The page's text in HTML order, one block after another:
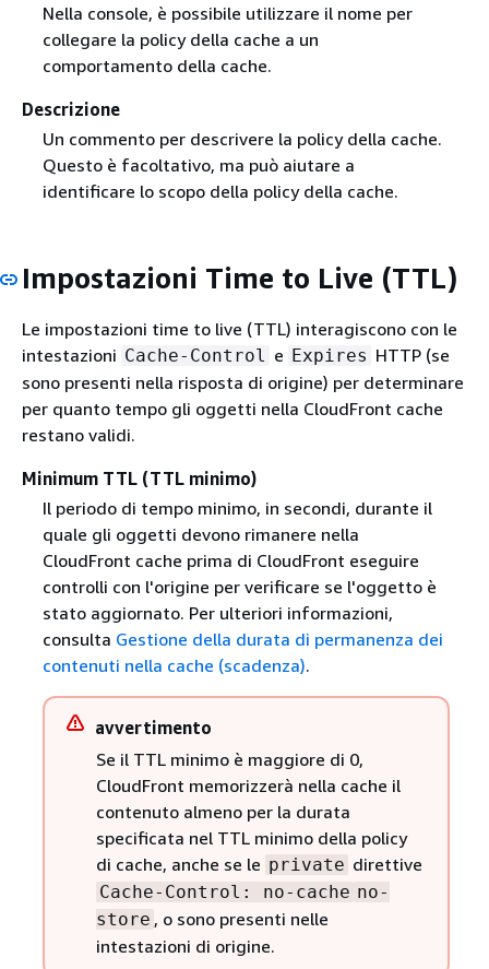
Nella console, è possibile utilizzare il nome per
collegare la policy della cache a un
comportamento della cache.
Descrizione
Un commento per descrivere la policy della cache.
Questo è facoltativo, ma può aiutare a
identificare lo scopo della policy della cache.
Impostazioni Time to Live (TTL)
Le impostazioni time to live (TTL) interagiscono con le
intestazioni Cache-Control e Expires HTTP (se
sono presenti nella risposta di origine) per determinare
per quanto tempo gli oggetti nella CloudFront cache
restano validi.
Minimum TTL (TTL minimo)
Il periodo di tempo minimo, in secondi, durante il
quale gli oggetti devono rimanere nella
CloudFront cache prima di CloudFront eseguire
controlli con l'origine per verificare se l'oggetto è
stato aggiornato. Per ulteriori informazioni,
consulta Gestione della durata di permanenza dei
contenuti nella cache (scadenza).
avvertimento
Se il TTL minimo è maggiore di 0,
CloudFront memorizzerà nella cache il
contenuto almeno per la durata
specificata nel TTL minimo della policy
di cache, anche se le private direttive
Cache-Control: no-cache no-
store , o sono presenti nelle
intestazioni di origine.